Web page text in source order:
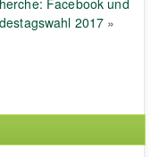
Facebook und
2017 »